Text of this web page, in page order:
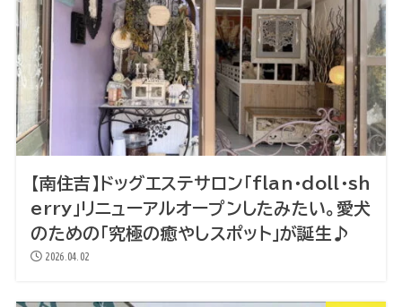
【南住吉】ドッグエステサロン「flan・doll・sh
erry」リニューアルオープンしたみたい。愛犬
のための「究極の癒やしスポット」が誕生♪
2026.04.02